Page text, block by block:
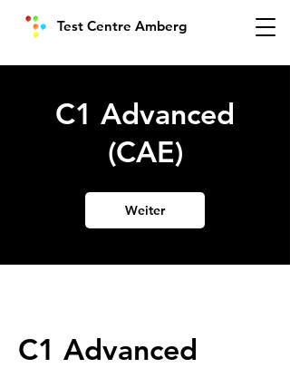
Test Centre Amberg
C1 Advanced
(CAE)
Weiter
C1 Advanced